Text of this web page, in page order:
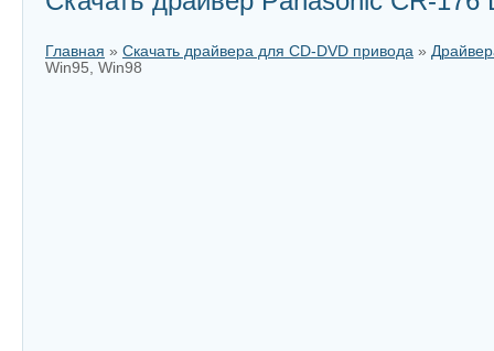
Главная » Скачать драйвера для CD-DVD привода »
Win95, Win98